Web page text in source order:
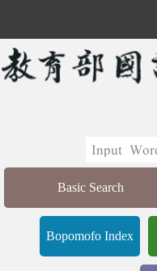
Basic Search
Bopomofo Index